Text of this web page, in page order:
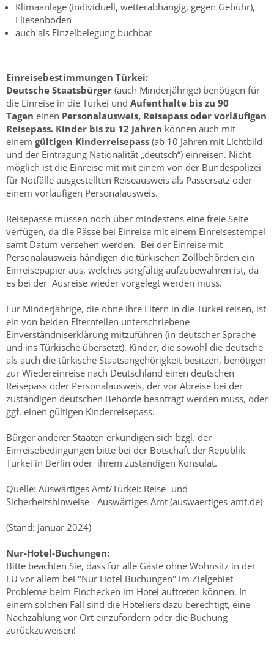
Klimaanlage (individuell, wetterabhängig, gegen Gebühr),
Fliesenboden
auch als Einzelbelegung buchbar
Einreisebestimmungen Türkei:
Deutsche Staatsbürger (auch Minderjährige) benötigen für
die Einreise in die Türkei und Aufenthalte bis zu 90
Tagen einen Personalausweis, Reisepass oder vorläufigen
Reisepass. Kinder bis zu 12 Jahren können auch mit
einem gültigen Kinderreisepass (ab 10 Jahren mit Lichtbild
und der Eintragung Nationalität „deutsch“) einreisen. Nicht
möglich ist die Einreise mit mit einem von der Bundespolizei
für Notfälle ausgestellten Reiseausweis als Passersatz oder
einem vorläufigen Personalausweis.
Reisepässe müssen noch über mindestens eine freie Seite
verfügen, da die Pässe bei Einreise mit einem Einreisestempel
samt Datum versehen werden. Bei der Einreise mit
Personalausweis händigen die türkischen Zollbehörden ein
Einreisepapier aus, welches sorgfältig aufzubewahren ist, da
es bei der Ausreise wieder vorgelegt werden muss.
Für Minderjährige, die ohne ihre Eltern in die Türkei reisen, ist
ein von beiden Elternteilen unterschriebene
Einverständniserklärung mitzuführen (in deutscher Sprache
und ins Türkische übersetzt). Kinder, die sowohl die deutsche
als auch die türkische Staatsangehörigkeit besitzen, benötigen
zur Wiedereinreise nach Deutschland einen deutschen
Reisepass oder Personalausweis, der vor Abreise bei der
zuständigen deutschen Behörde beantragt werden muss, oder
ggf. einen gültigen Kinderreisepass.
Bürger anderer Staaten erkundigen sich bzgl. der
Einreisebedingungen bitte bei der Botschaft der Republik
Türkei in Berlin oder ihrem zuständigen Konsulat.
Quelle: Auswärtiges Amt/Türkei: Reise- und
Sicherheitshinweise - Auswärtiges Amt (auswaertiges-amt.de)
(Stand: Januar 2024)
Nur-Hotel-Buchungen:
Bitte beachten Sie, dass für alle Gäste ohne Wohnsitz in der
EU vor allem bei "Nur Hotel Buchungen" im Zielgebiet
Probleme beim Einchecken im Hotel auftreten können. In
einem solchen Fall sind die Hoteliers dazu berechtigt, eine
Nachzahlung vor Ort einzufordern oder die Buchung
zurückzuweisen!